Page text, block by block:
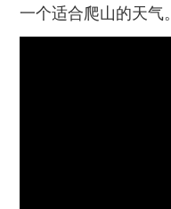
一个适合爬山的天气。